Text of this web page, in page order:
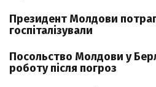
Президент Молдови
госпіталізували
Посольство Молдови у
роботу після погроз